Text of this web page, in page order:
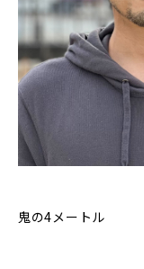
鬼の4メートル